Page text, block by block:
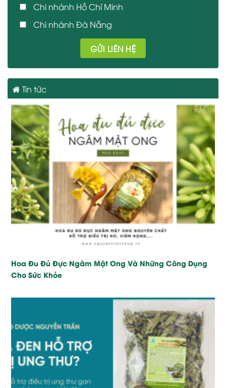
Chi nhánh Hồ Chí Minh
Chi nhánh Đà Nẵng
Tin tức
Hoa Đu Đủ Đực Ngâm Mật Ong Và Những Công Dụng
Cho Sức Khỏe